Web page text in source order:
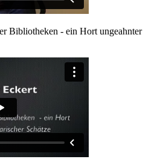
Bibliotheken - ein Hort ungeahnter